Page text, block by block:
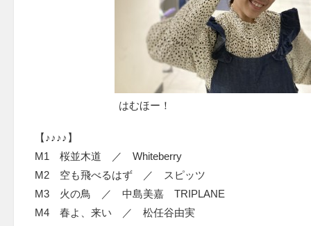
はむほー！
【♪♪♪♪】
M1 桜並木道 ／ Whiteberry
M2 空も飛べるはず ／ スピッツ
M3 火の鳥 ／ 中島美嘉 TRIPLANE
M4 春よ、来い ／ 松任谷由実